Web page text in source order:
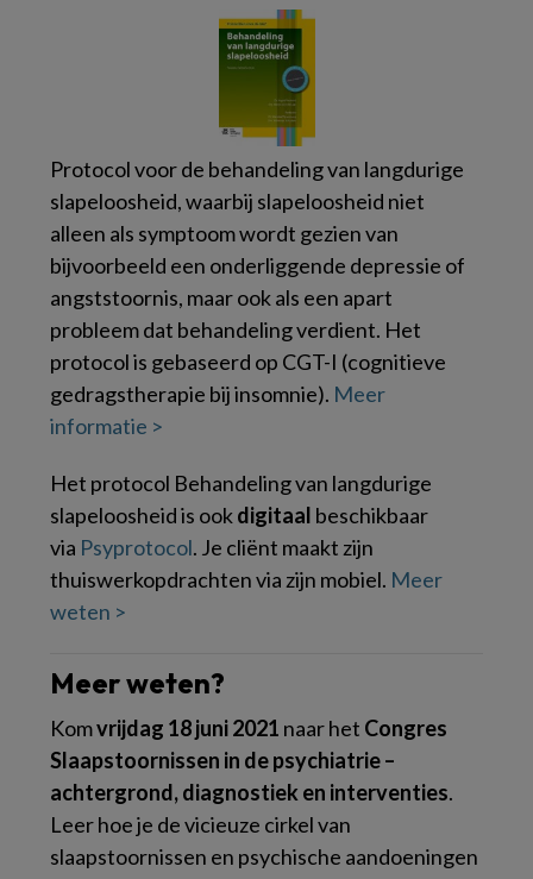
Protocol voor de behandeling van langdurige
slapeloosheid, waarbij slapeloosheid niet
alleen als symptoom wordt gezien van
bijvoorbeeld een onderliggende depressie of
angststoornis, maar ook als een apart
probleem dat behandeling verdient. Het
protocol is gebaseerd op CGT-I (cognitieve
gedragstherapie bij insomnie). Meer
informatie >
Het protocol Behandeling van langdurige
slapeloosheid is ookdigitaal beschikbaar
via Psyprotocol. Je cliënt maakt zijn
thuiswerkopdrachten via zijn mobiel. Meer
weten >
Meer weten?
Komvrijdag 18 juni 2021 naar het Congres
Slaapstoornissen in de psychiatrie –
achtergrond, diagnostiek en interventies.
Leer hoe je de vicieuze cirkel van
slaapstoornissen en psychische aandoeningen